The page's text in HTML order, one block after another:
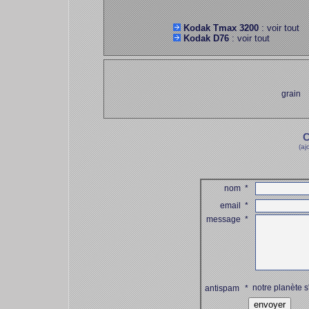
Kodak Tmax 3200: voir tout
Kodak D76: voir tout
grain
nom*
email*
message*
antispam *notre planète